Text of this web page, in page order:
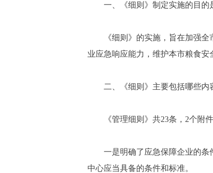
一、《细则》制定实施的目的
《细则》的实施，旨在加强
业应急响应能力，维护本市粮食安
二、《细则》主要包括哪些内
《管理细则》共23条，2个附
一是明确了应急保障企业的条
中心应当具备的条件和标准。